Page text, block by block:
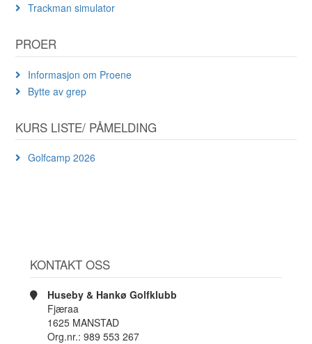
Trackman simulator
PROER
Informasjon om Proene
Bytte av grep
KURS LISTE/ PÅMELDING
Golfcamp 2026
KONTAKT OSS
Huseby & Hankø Golfklubb
Fjæraa
1625 MANSTAD
Org.nr.: 989 553 267